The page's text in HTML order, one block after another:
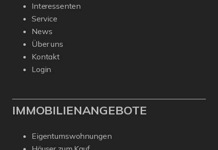
Interessenten
Service
News
Über uns
Kontakt
Login
IMMOBILIENANGEBOTE
Eigentumswohnungen